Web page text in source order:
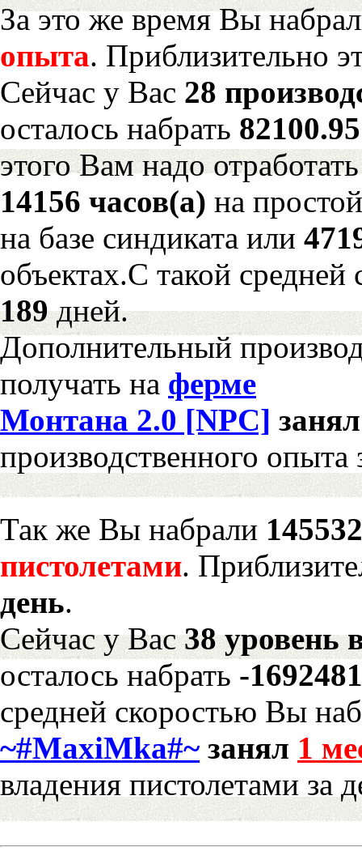
За это же время Вы
опыта. Приблизительно
Сейчас у Вас 28
осталось набрать
этого Вам надо отработать
14156 часов(а) на
на базе синдиката или
объектах.С такой
189дней.
Дополнительный
получать на ферме
Монтана 2.0 [NPC]
производственного опыта
Так же Вы набрали
пистолетами.
день.
Сейчас у Вас38 уровень
осталось набрать -
средней скоростью Вы
~#MaxiMka#~ занял 1
владения пистолетами за